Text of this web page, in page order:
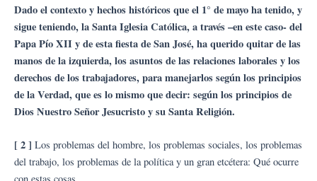
Dado el contexto y hechos históricos que el 1° de mayo ha tenido, y
sigue teniendo, la Santa Iglesia Católica, a través –en este caso- del
Papa Pío XII y de esta fiesta de San José, ha querido quitar de las
manos de la izquierda, los asuntos de las relaciones laborales y los
derechos de los trabajadores, para manejarlos según los principios
de la Verdad, que es lo mismo que decir: según los principios de
Dios Nuestro Señor Jesucristo y su Santa Religión.
[ 2 ] Los problemas del hombre, los problemas sociales, los problemas
del trabajo, los problemas de la política y un gran etcétera: Qué ocurre